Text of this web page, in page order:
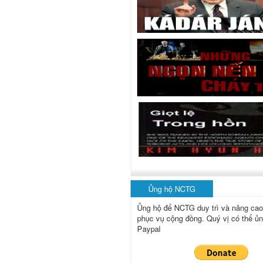
Ủng hộ NCTG
Ủng hộ để NCTG duy trì và nâng
phục vụ cộng đồng. Quý vị có thể
Paypal